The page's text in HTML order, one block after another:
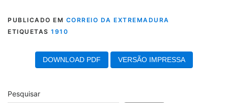
PUBLICADO EM CORREIO DA EXTREMADURA
ETIQUETAS 1910
DOWNLOAD PDF VERSÃO IMPRESSA
Pesquisar